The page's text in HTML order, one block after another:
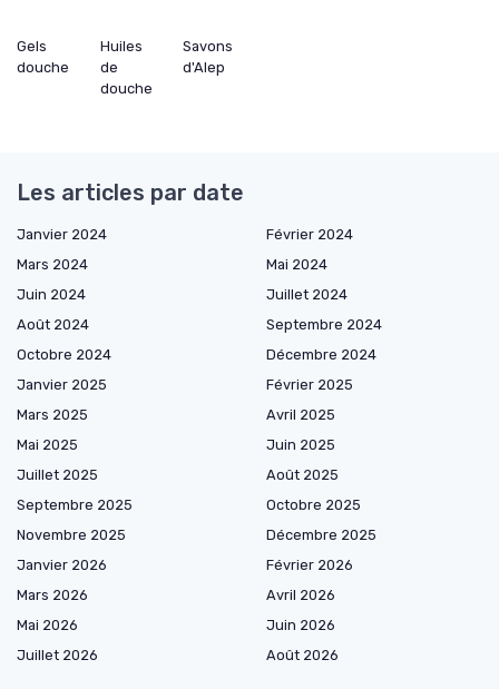
Gels
douche
Huiles
de
douche
Savons
d'Alep
Les articles par date
Janvier 2024
Février 2024
Mars 2024
Mai 2024
Juin 2024
Juillet 2024
Août 2024
Septembre 2024
Octobre 2024
Décembre 2024
Janvier 2025
Février 2025
Mars 2025
Avril 2025
Mai 2025
Juin 2025
Juillet 2025
Août 2025
Septembre 2025
Octobre 2025
Novembre 2025
Décembre 2025
Janvier 2026
Février 2026
Mars 2026
Avril 2026
Mai 2026
Juin 2026
Juillet 2026
Août 2026